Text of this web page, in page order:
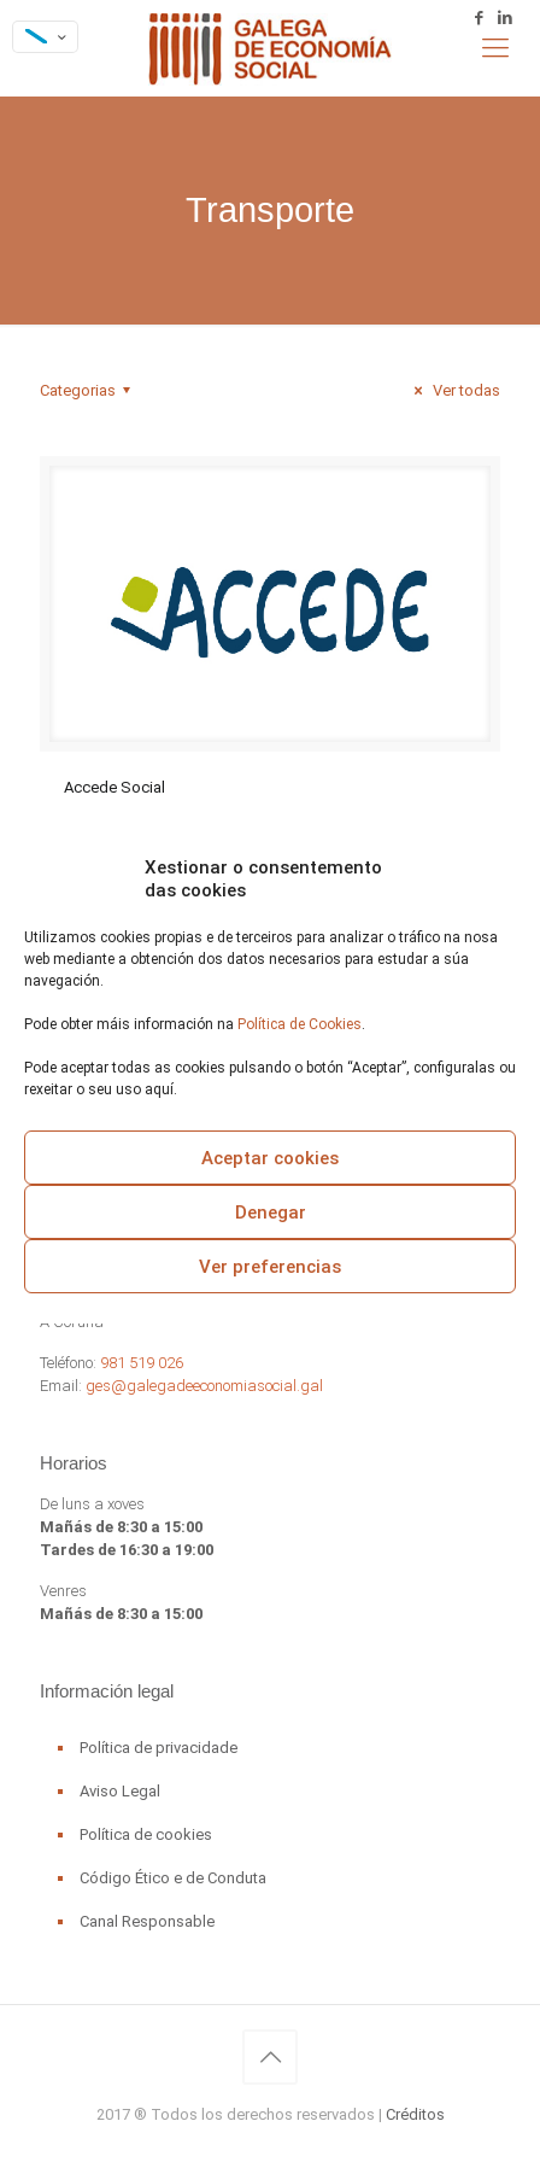
Xestionar o consentemento
das cookies
Utilizamos cookies propias e de terceiros para analizar o tráfico na nosa
web mediante a obtención dos datos necesarios para estudar a súa
navegación.
Pode obter máis información na Política de Cookies.
Pode aceptar todas as cookies pulsando o botón “Aceptar”, configuralas ou
rexeitar o seu uso aquí.
Aceptar cookies
Denegar
Ver preferencias
Transporte
Categorias Ver todas
Accede Social
O noso obxectivo é a promoción e creación de
emprego de calidade para as personas con
Rúa República Checa, nº 17 - Parque empresarial Costa Vella
15707 Santiago de Compostela
A Coruña
Teléfono: 981 519 026
Email: ges@galegadeeconomiasocial.gal
Horarios
De luns a xoves
Mañás de 8:30 a 15:00
Tardes de 16:30 a 19:00
Venres
Mañás de 8:30 a 15:00
Información legal
Política de privacidade
Aviso Legal
Política de cookies
Código Ético e de Conduta
Canal Responsable
2017 ® Todos los derechos reservados | Créditos